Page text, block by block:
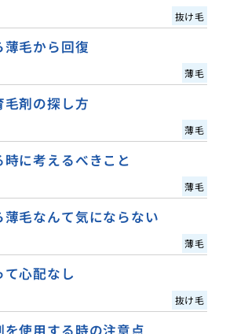
抜け毛
毛から回復
薄毛
剤の探し方
薄毛
に考えるべきこと
薄毛
毛なんて気にならない
薄毛
心配なし
抜け毛
使用する時の注意点